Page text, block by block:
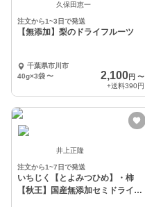
久保田恵一
注文から1~3日で発送
【無添加】梨のドライフルーツ
千葉県市川市
40g×3袋〜 2,100円 〜
+送料390円
井上正隆
注文から1~7日で発送
いちじく【とよみつひめ】・柿
【秋王】国産無添加セミドライフ